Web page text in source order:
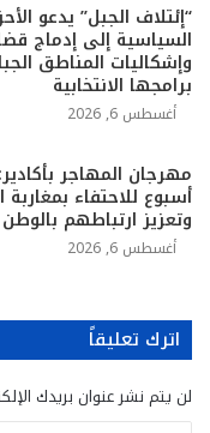
“إئتلاف الجبل” يدعو
السياسية إلى إدماج
وإشكاليات المناطق
برامجها الانتخابية
أغسطس 6, 2026
مهرجان المهاجر بأكادير:
أسبوع للاحتفاء بمغاربة
وتعزيز ارتباطهم بالوطن
أغسطس 6, 2026
اترك تعليقاً
لن يتم نشر عنوان بريدك